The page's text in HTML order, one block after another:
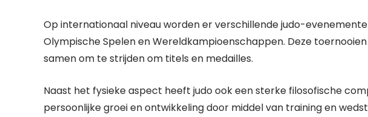
Op internationaal niveau worden er verschillende judo-
Olympische Spelen en Wereldkampioenschappen. Deze
samen om te strijden om titels en medailles.
Naast het fysieke aspect heeft judo ook een sterke filosofische
persoonlijke groei en ontwikkeling door middel van training en